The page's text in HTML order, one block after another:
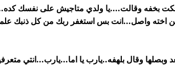
بخفه وقالت....يا ولدي متاجيش على نفسك
اخته واصل...انت بس استغفر ربك من كل ذنبك
وبصلها وقال بلهفه..يارب يا اما...يارب...انتي